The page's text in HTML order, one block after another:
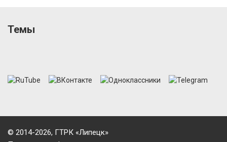
Темы
© 2014-2026, ГТРК «Липецк»